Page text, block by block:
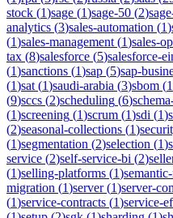
stock (1)sage (1)sage-50 (2)
analytics (3)sales-automation (1)
(1)sales-management (1)sales-
tax (8)salesforce (5)salesforce-
(1)sanctions (1)sap (5)sap-
(1)sat (1)saudi-arabia (3)sbom (1
(9)sccs (2)scheduling (6)
(1)screening (1)scrum (1)sdi (1)
(2)seasonal-collections (1)
(1)segmentation (2)selection (1)
service (2)self-service-bi (2)
(1)selling-platforms (1)
migration (1)server(1)server-
(1)service-contracts (1)service-